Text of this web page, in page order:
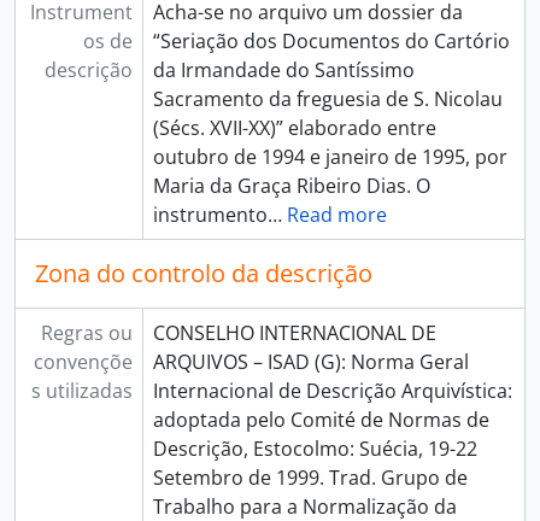
Instrument
os de
descrição
Acha-se no arquivo um dossier da
“Seriação dos Documentos do Cartório
da Irmandade do Santíssimo
Sacramento da freguesia de S. Nicolau
(Sécs. XVII-XX)” elaborado entre
outubro de 1994 e janeiro de 1995, por
Maria da Graça Ribeiro Dias. O
instrumento… Read more
Zona do controlo da descrição
Regras ou
convençõe
s utilizadas
CONSELHO INTERNACIONAL DE
ARQUIVOS – ISAD (G): Norma Geral
Internacional de Descrição Arquivística:
adoptada pelo Comité de Normas de
Descrição, Estocolmo: Suécia, 19-22
Setembro de 1999. Trad. Grupo de
Trabalho para a Normalização da